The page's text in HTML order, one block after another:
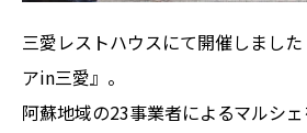
三愛レストハウスにて開催しまし
アin三愛』。
阿蘇地域の23事業者によるマルシ